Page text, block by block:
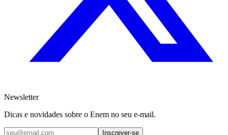
Newsletter
Dicas e novidades sobre o Enem no seu e-mail.
Inscrever-se